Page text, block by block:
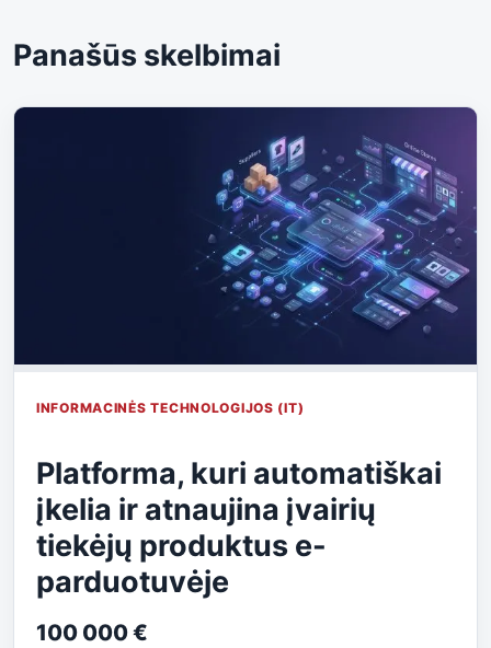
Panašūs skelbimai
INFORMACINĖS TECHNOLOGIJOS (IT)
Platforma, kuri automatiškai
įkelia ir atnaujina įvairių
tiekėjų produktus e-
parduotuvėje
100 000 €